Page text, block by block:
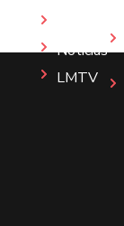
Noticias
LMTV